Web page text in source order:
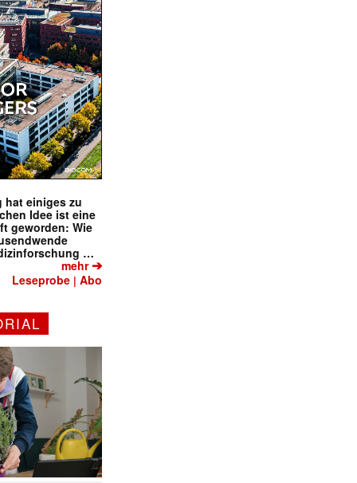
hat einiges zu
Idee ist eine
geworden: Wie
…
mehr➔
Leseprobe |Abo